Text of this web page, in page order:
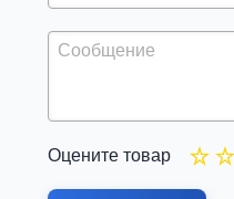
Оцените товар